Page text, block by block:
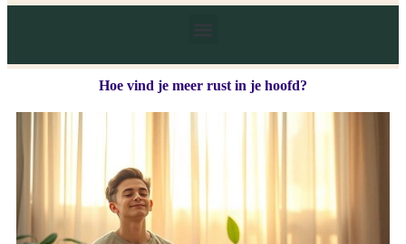
Hoe vind je meer rust in je hoofd?